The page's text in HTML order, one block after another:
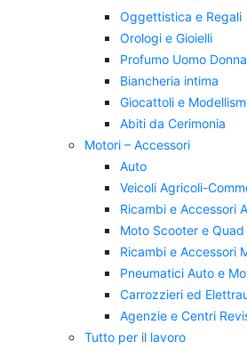
Oggettistica e Regali
Orologi e Gioielli
Profumo Uomo Donna
Biancheria intima
Giocattoli e
Abiti da Cerimonia
Motori – Accessori
Auto
Veicoli Agricoli-
Ricambi e Accessori
Moto Scooter e Quad
Ricambi e Accessori
Pneumatici Auto e
Carrozzieri ed
Agenzie e Centri
Tutto per il lavoro